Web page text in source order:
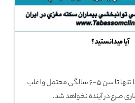
آیا میدانستید؟
بروز تشنج در اثر تب بالا تنها تا سن 5-6 سالگی محتمل و اغلب
صرع در آینده نخواهد شد.